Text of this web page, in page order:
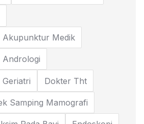
Akupunktur Medik
Andrologi
Dokter Tht
Samping Mamografi